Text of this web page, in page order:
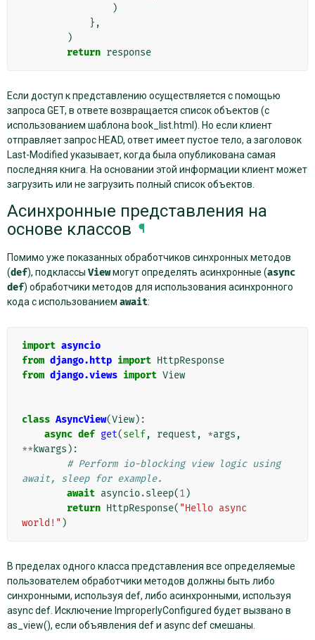
)
},
)
return response
Если доступ к представлению осуществляется с помощью
запроса GET, в ответе возвращается список объектов (с
использованием шаблона book_list.html). Но если клиент
отправляет запрос HEAD, ответ имеет пустое тело, а заголовок
Last-Modified указывает, когда была опубликована самая
последняя книга. На основании этой информации клиент может
загрузить или не загрузить полный список объектов.
Асинхронные представления на
основе классов ¶
Помимо уже показанных обработчиков синхронных методов
(def), подклассы Viewмогут определять асинхронные (async
def) обработчики методов для использования асинхронного
кода с использованием await:
import asyncio
from django.http import HttpResponse
from django.views import View
class AsyncView(View):
async def get(self, request , *args ,
** kwargs ):
# Perform io-blocking view logic using
await, sleep for example.
await asyncio.sleep(1)
return HttpResponse( "Hello async
world!" )
В пределах одного класса представления все определяемые
пользователем обработчики методов должны быть либо
синхронными, используя def, либо асинхронными, используя
async def. Исключение ImproperlyConfigured будет вызвано в
as_view(), если объявления def и async def смешаны.